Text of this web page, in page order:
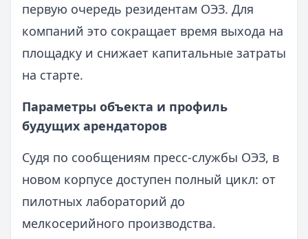
первую очередь резидентам ОЭЗ. Для
компаний это сокращает время выхода на
площадку и снижает капитальные затраты
на старте.
Параметры объекта и профиль
будущих арендаторов
Судя по сообщениям пресс-службы ОЭЗ, в
новом корпусе доступен полный цикл: от
пилотных лабораторий до
мелкосерийного производства.